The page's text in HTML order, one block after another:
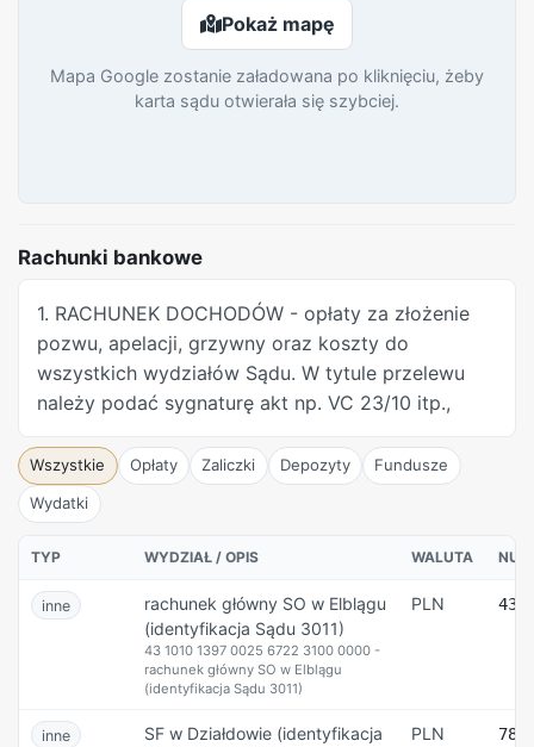
Pokaż mapę
Mapa Google zostanie załadowana po kliknięciu, żeby
karta sądu otwierała się szybciej.
Rachunki bankowe
1. RACHUNEK DOCHODÓW - opłaty za złożenie
pozwu, apelacji, grzywny oraz koszty do
wszystkich wydziałów Sądu. W tytule przelewu
należy podać sygnaturę akt np. VC 23/10 itp.,
Wszystkie Opłaty Zaliczki Depozyty
Fundusze
Wydatki
TYP WYDZIAŁ / OPIS WALUTA
inne
rachunek główny SO w Elblągu
(identyfikacja Sądu 3011)
43 1010 1397 0025 6722 3100 0000 -
rachunek główny SO w Elblągu
(identyfikacja Sądu 3011)
PLN 43
inne
SF w Działdowie (identyfikacja
PLN 78